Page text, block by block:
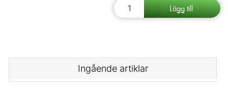
Ingående artiklar